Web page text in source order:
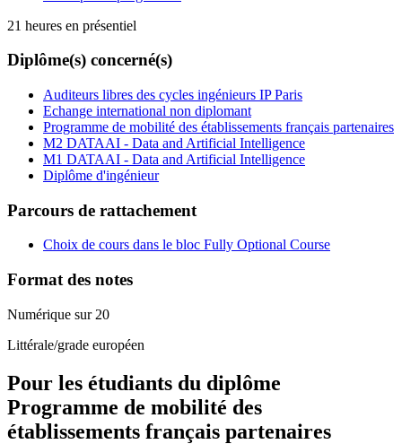
21 heures en présentiel
Diplôme(s) concerné(s)
Auditeurs libres des cycles ingénieurs IP Paris
Echange international non diplomant
Programme de mobilité des établissements français partenaires
M2 DATAAI - Data and Artificial Intelligence
M1 DATAAI - Data and Artificial Intelligence
Diplôme d'ingénieur
Parcours de rattachement
Choix de cours dans le bloc Fully Optional Course
Format des notes
Numérique sur 20
Littérale/grade européen
Pour les étudiants du diplôme
Programme de mobilité des
établissements français partenaires